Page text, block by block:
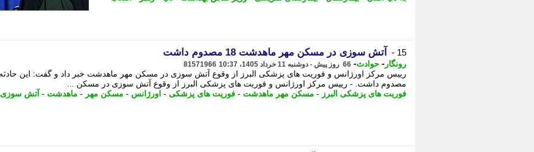
15 - آتش سوزی در مسکن مهر ماهدشت 18 مصدوم داشت
رونگار - حوادث- 66 روز پیش - دوشنبه 11 خرداد 1405، 10:37 81571966
مصدوم داشت. - رییس مرکز اورژانس و فوریت های پزشکی البرز از وقوع آتش سوزی در مسکن ...
فوریت های پزشکی البرز - مسکن مهر ماهدشت - فوریت های پزشکی - اورژانس - مسکن مهر - ماهدشت - آتش سوزی